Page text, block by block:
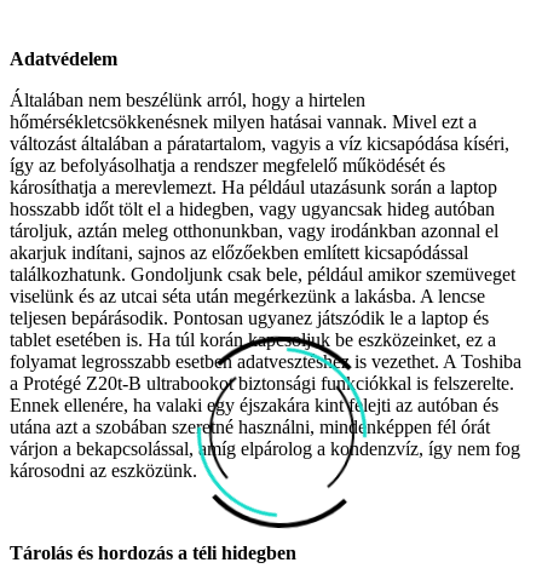
Adatvédelem
Általában nem beszélünk arról, hogy a hirtelen
hőmérsékletcsökkenésnek milyen hatásai vannak. Mivel ezt a
változást általában a páratartalom, vagyis a víz kicsapódása kíséri,
így az befolyásolhatja a rendszer megfelelő működését és
károsíthatja a merevlemezt. Ha például utazásunk során a laptop
hosszabb időt tölt el a hidegben, vagy ugyancsak hideg autóban
tároljuk, aztán meleg otthonunkban, vagy irodánkban azonnal el
akarjuk indítani, sajnos az előzőekben említett kicsapódással
találkozhatunk. Gondoljunk csak bele, például amikor szemüveget
viselünk és az utcai séta után megérkezünk a lakásba. A lencse
teljesen bepárásodik. Pontosan ugyanez játszódik le a laptop és
tablet esetében is. Ha túl korán kapcsoljuk be eszközeinket, ez a
folyamat legrosszabb esetben adatvesztéshez is vezethet. A Toshiba
a Protégé Z20t-B ultrabookot biztonsági funkciókkal is felszerelte.
Ennek ellenére, ha valaki egy éjszakára kint felejti az autóban és
utána azt a szobában szeretné használni, mindenképpen fél órát
várjon a bekapcsolással, amíg elpárolog a kondenzvíz, így nem fog
károsodni az eszközünk.
Tárolás és hordozás a téli hidegben